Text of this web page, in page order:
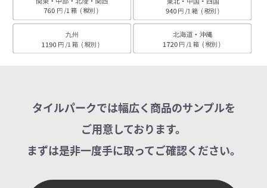
タイルパークでは幅広く商品のサンプルを
ご用意しております。
まずは是非一度手に取ってご確認ください。